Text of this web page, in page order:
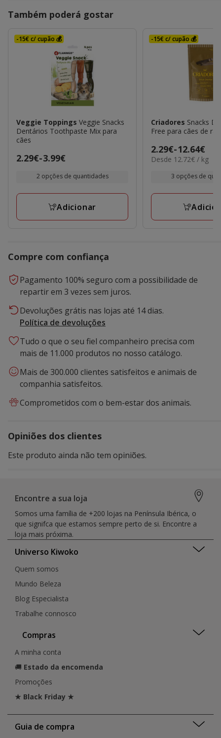
Também poderá gostar
-15€ c/ cupão 💰
Veggie Toppings Veggie Snacks
Dentários Toothpaste Mix para
cães
Preço
a
2.29€-3.99€
2 opções de quantidades
Adicionar
-15€ c/ cupão 💰
Criadores Snacks
Free para cães de
Preço
de
12.64€
2.29€-12.64€
12.72€
Desde 12.72€ / kg
3 opções de
Compre com confiança
Pagamento 100% seguro com a possibilidade de
repartir em 3 vezes sem juros.
Devoluções grátis nas lojas até 14 dias.
Política de devoluções
Tudo o que o seu fiel companheiro precisa com
mais de 11.000 produtos no nosso catálogo.
Mais de 300.000 clientes satisfeitos e animais de
companhia satisfeitos.
Comprometidos com o bem-estar dos animais.
Opiniões dos clientes
Este produto ainda não tem opiniões.
Encontre a sua loja
Somos uma família de +200 lojas na Península Ibérica, o
que signifca que estamos sempre perto de si. Encontre a
loja mais próxima.
Universo Kiwoko
Quem somos
Mundo Beleza
Blog Especialista
Trabalhe connosco
Compras
A minha conta
🚚 Estado da encomenda
Promoções
★ Black Friday ★
Guia de compra